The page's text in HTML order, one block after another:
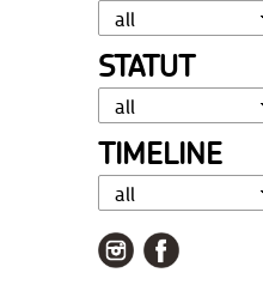
STATUT
TIMELINE